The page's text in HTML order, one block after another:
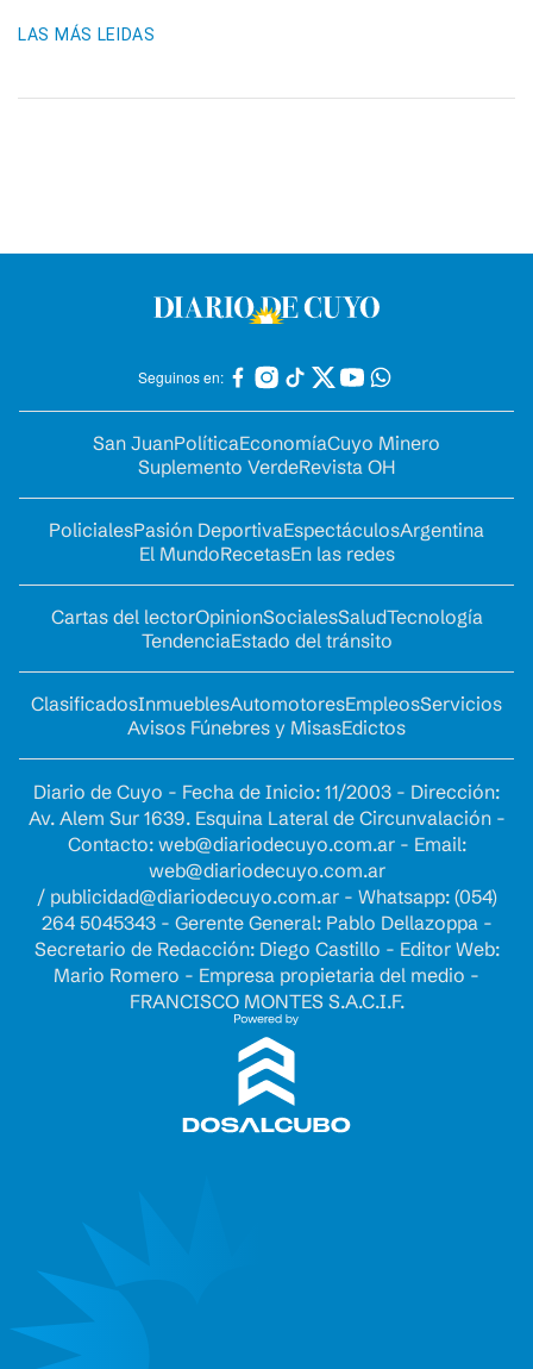
LAS MÁS LEIDAS
Seguinos en:
San JuanPolíticaEconomíaCuyo Minero
Suplemento VerdeRevista OH
PolicialesPasión DeportivaEspectáculosArgentina
El MundoRecetasEn las redes
Cartas del lectorOpinionSocialesSaludTecnología
TendenciaEstado del tránsito
ClasificadosInmueblesAutomotoresEmpleosServicios
Avisos Fúnebres y MisasEdictos
Diario de Cuyo - Fecha de Inicio: 11/2003 - Dirección:
Av. Alem Sur 1639. Esquina Lateral de Circunvalación -
Contacto: web@diariodecuyo.com.ar- Email:
web@diariodecuyo.com.ar
/ publicidad@diariodecuyo.com.ar- Whatsapp: (054)
264 5045343 - Gerente General: Pablo Dellazoppa -
Secretario de Redacción: Diego Castillo - Editor Web:
Mario Romero - Empresa propietaria del medio -
FRANCISCO MONTES S.A.C.I.F.